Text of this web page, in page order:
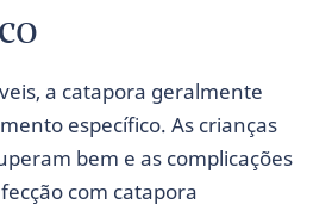
a catapora geralmente
específico. As crianças
bem e as complicações
com catapora